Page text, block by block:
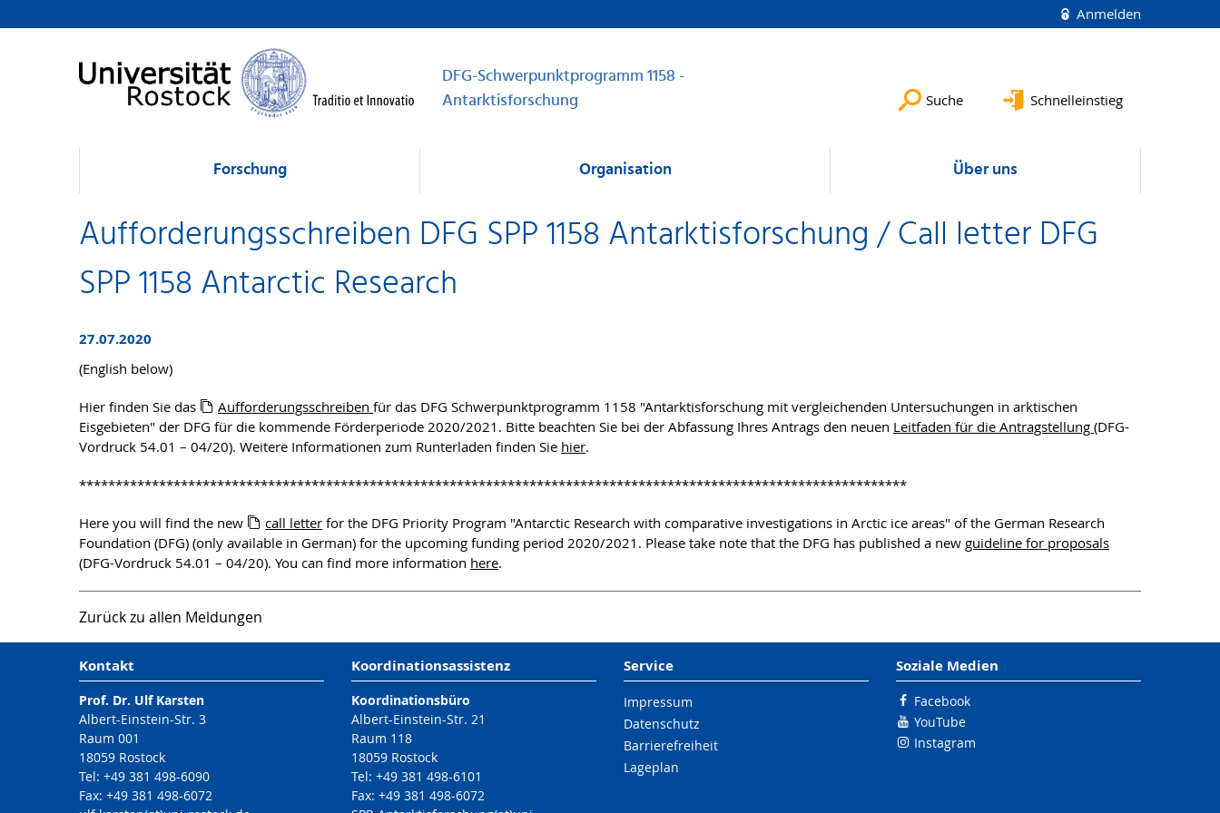
Anmelden
DFG-Schwerpunktprogramm 1158 -
Antarktisforschung
Suche Schnelleinstieg
Forschung Organisation Über uns
Aufforderungsschreiben DFG SPP 1158 Antarktisforschung / Call letter DFG
SPP 1158 Antarctic Research
27.07.2020
(English below)
Hier finden Sie das Aufforderungsschreiben für das DFG Schwerpunktprogramm 1158 "Antarktisforschung mit vergleichenden Untersuchungen in arktischen
Eisgebieten" der DFG für die kommende Förderperiode 2020/2021. Bitte beachten Sie bei der Abfassung Ihres Antrags den neuen Leitfaden für die Antragstellung (DFG-
Vordruck 54.01 – 04/20). Weitere Informationen zum Runterladen finden Sie hier.
******************************************************************************************************************
Here you will find the new call letter for the DFG Priority Program "Antarctic Research with comparative investigations in Arctic ice areas" of the German Research
Foundation (DFG) (only available in German) for the upcoming funding period 2020/2021. Please take note that the DFG has published a new guideline for proposals
(DFG-Vordruck 54.01 – 04/20). You can find more information here.
Zurück zu allen Meldungen
Kontakt
Prof. Dr. Ulf Karsten
Albert-Einstein-Str. 3
Raum 001
18059 Rostock
Tel: +49 381 498-6090
Fax: +49 381 498-6072
Koordinationsassistenz
Koordinationsbüro
Albert-Einstein-Str. 21
Raum 118
18059 Rostock
Tel: +49 381 498-6101
Fax: +49 381 498-6072
Service
Impressum
Datenschutz
Barrierefreiheit
Lageplan
Soziale Medien
Facebook
YouTube
Instagram